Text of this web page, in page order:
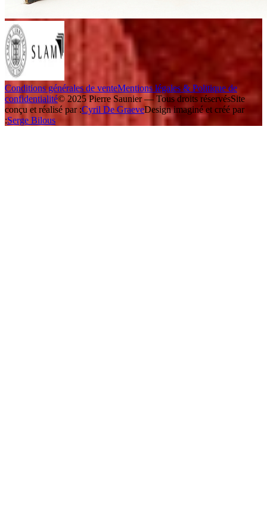
Conditions générales de venteMentions légales & Politique de
confidentialité© 2025 Pierre Saunier — Tous droits réservésSite
conçu et réalisé par :Cyril De GraeveDesign imaginé et créé par
:Serge Bilous